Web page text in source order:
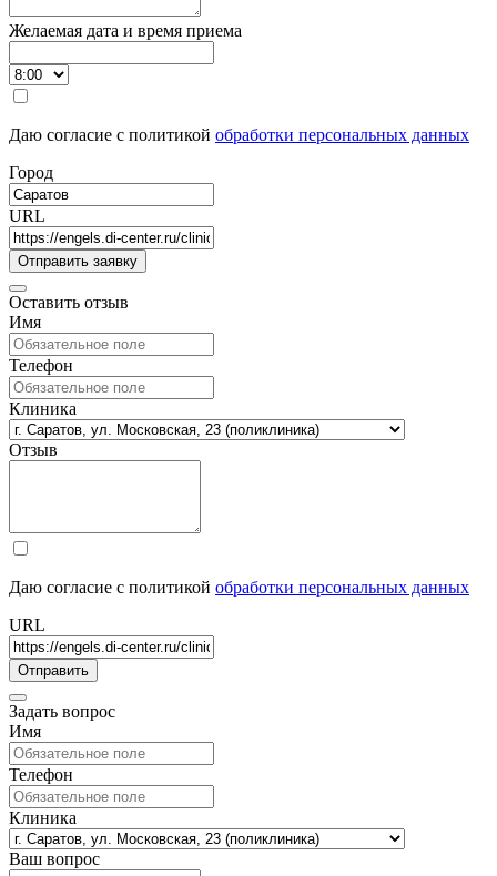
Желаемая дата и время приема
Даю согласие с политикой обработки персональных данных
Город
URL
Оставить отзыв
Имя
Телефон
Клиника
Отзыв
Даю согласие с политикой обработки персональных данных
URL
Задать вопрос
Имя
Телефон
Клиника
Ваш вопрос